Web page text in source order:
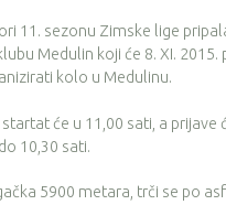
11. sezonu Zimske lige
Medulin koji će 8. XI. 2015.
kolo u Medulinu.
će u 11,00 sati, a prijave
10,30 sati.
5900 metara, trči se po